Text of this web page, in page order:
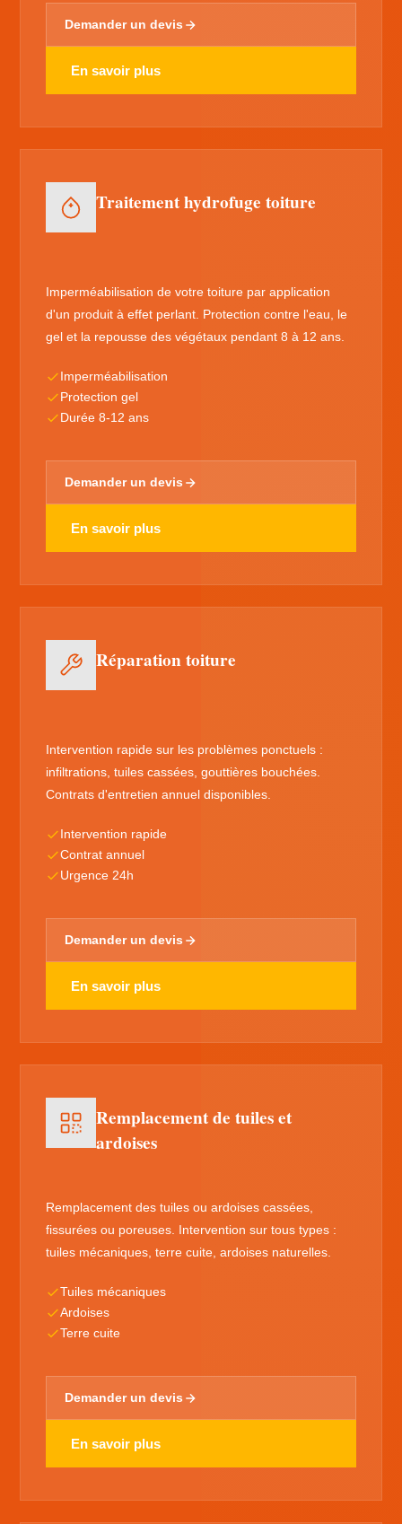
Demander un devis
En savoir plus
Traitement hydrofuge toiture
Imperméabilisation de votre toiture par application
d'un produit à effet perlant. Protection contre l'eau, le
gel et la repousse des végétaux pendant 8 à 12 ans.
Imperméabilisation
Protection gel
Durée 8-12 ans
Demander un devis
En savoir plus
Réparation toiture
Intervention rapide sur les problèmes ponctuels :
infiltrations, tuiles cassées, gouttières bouchées.
Contrats d'entretien annuel disponibles.
Intervention rapide
Contrat annuel
Urgence 24h
Demander un devis
En savoir plus
Remplacement de tuiles et
ardoises
Remplacement des tuiles ou ardoises cassées,
fissurées ou poreuses. Intervention sur tous types :
tuiles mécaniques, terre cuite, ardoises naturelles.
Tuiles mécaniques
Ardoises
Terre cuite
Demander un devis
En savoir plus